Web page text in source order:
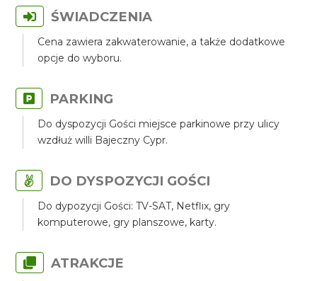
ŚWIADCZENIA
Cena zawiera zakwaterowanie, a także dodatkowe
opcje do wyboru.
PARKING
Do dyspozycji Gości miejsce parkinowe przy ulicy
wzdłuż willi Bajeczny Cypr.
DO DYSPOZYCJI GOŚCI
Do dypozycji Gości: TV-SAT, Netflix, gry
komputerowe, gry planszowe, karty.
ATRAKCJE